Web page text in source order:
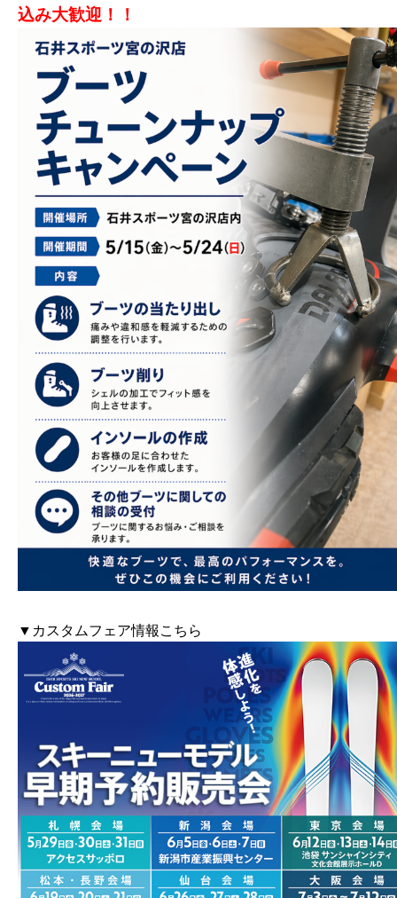
込み大歓迎！！
▼カスタムフェア情報こちら